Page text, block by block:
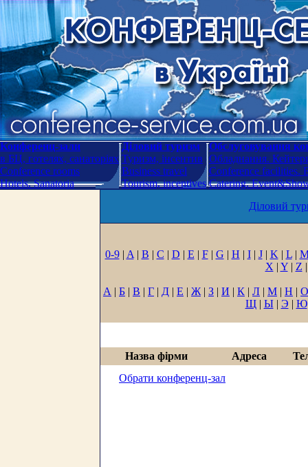
Конференц-зали
в БЦ, готелях, санаторіях
Conference rooms
Hotels. Sanatoria
Діловий туризм
Туризм, інсентив
Business travel
Tourism, incentives
Обслуговування
Обладнання.
Conference facilities.
Catering.
Діловий
0-9| A | B | C | D | E | F| G | H | I| J| K | L|
X | Y| Z |
А | Б | В | Г | Д | Е | Ж | З | И | К | Л | М | Н | О
Щ| Ы| Э | Ю
Назва фірми Адреса
Обрати конференц-зал